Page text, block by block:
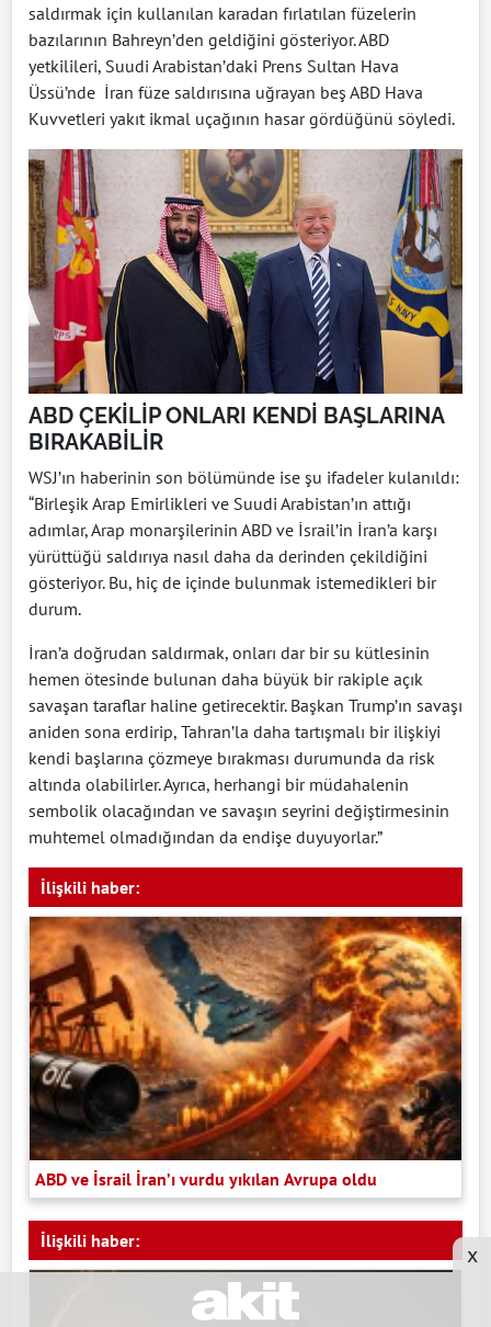
saldırmak için kullanılan karadan fırlatılan füzelerin
bazılarının Bahreyn’den geldiğini gösteriyor. ABD
yetkilileri, Suudi Arabistan’daki Prens Sultan Hava
Üssü’nde İran füze saldırısına uğrayan beş ABD Hava
Kuvvetleri yakıt ikmal uçağının hasar gördüğünü söyledi.
ABD ÇEKİLİP ONLARI KENDİ BAŞLARINA
BIRAKABİLİR
WSJ’ın haberinin son bölümünde ise şu ifadeler kulanıldı:
“Birleşik Arap Emirlikleri ve Suudi Arabistan’ın attığı
adımlar, Arap monarşilerinin ABD ve İsrail’in İran’a karşı
yürüttüğü saldırıya nasıl daha da derinden çekildiğini
gösteriyor. Bu, hiç de içinde bulunmak istemedikleri bir
durum.
İran’a doğrudan saldırmak, onları dar bir su kütlesinin
hemen ötesinde bulunan daha büyük bir rakiple açık
savaşan taraflar haline getirecektir. Başkan Trump’ın savaşı
aniden sona erdirip, Tahran’la daha tartışmalı bir ilişkiyi
kendi başlarına çözmeye bırakması durumunda da risk
altında olabilirler. Ayrıca, herhangi bir müdahalenin
sembolik olacağından ve savaşın seyrini değiştirmesinin
muhtemel olmadığından da endişe duyuyorlar.”
İlişkili haber:
ABD ve İsrail İran’ı vurdu yıkılan Avrupa oldu
İlişkili haber:
x